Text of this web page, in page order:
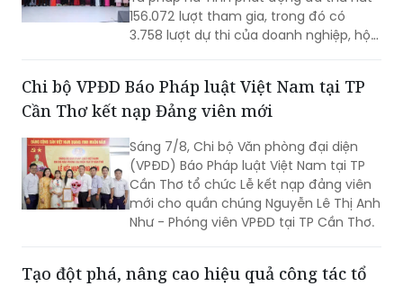
156.072 lượt tham gia, trong đó có
3.758 lượt dự thi của doanh nghiệp, hộ
Chi bộ VPĐD Báo Pháp luật Việt Nam tại TP
Cần Thơ kết nạp Đảng viên mới
Sáng 7/8, Chi bộ Văn phòng đại diện
(VPĐD) Báo Pháp luật Việt Nam tại TP
Cần Thơ tổ chức Lễ kết nạp đảng viên
mới cho quần chúng Nguyễn Lê Thị Anh
Như - Phóng viên VPĐD tại TP Cần Thơ.
Tạo đột phá, nâng cao hiệu quả công tác tổ